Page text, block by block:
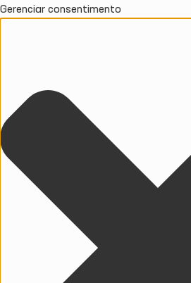
Gerenciar consentimento